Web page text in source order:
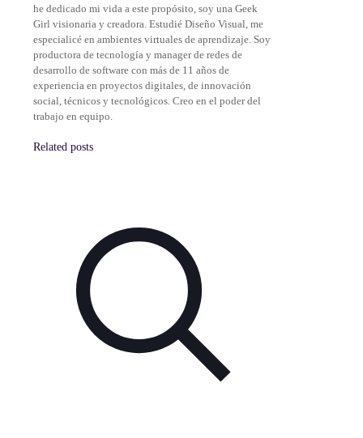
he dedicado mi vida a este propósito, soy una Geek
Girl visionaria y creadora. Estudié Diseño Visual, me
especialicé en ambientes virtuales de aprendizaje. Soy
productora de tecnología y manager de redes de
desarrollo de software con más de 11 años de
experiencia en proyectos digitales, de innovación
social, técnicos y tecnológicos. Creo en el poder del
trabajo en equipo.
Related posts